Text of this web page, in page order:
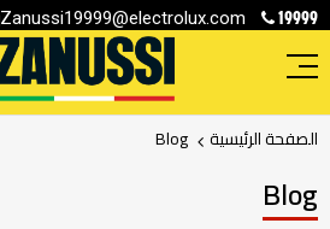
19999
Zanussi19999@electrolux.com
الصفحة الرئيسية Blog
Blog